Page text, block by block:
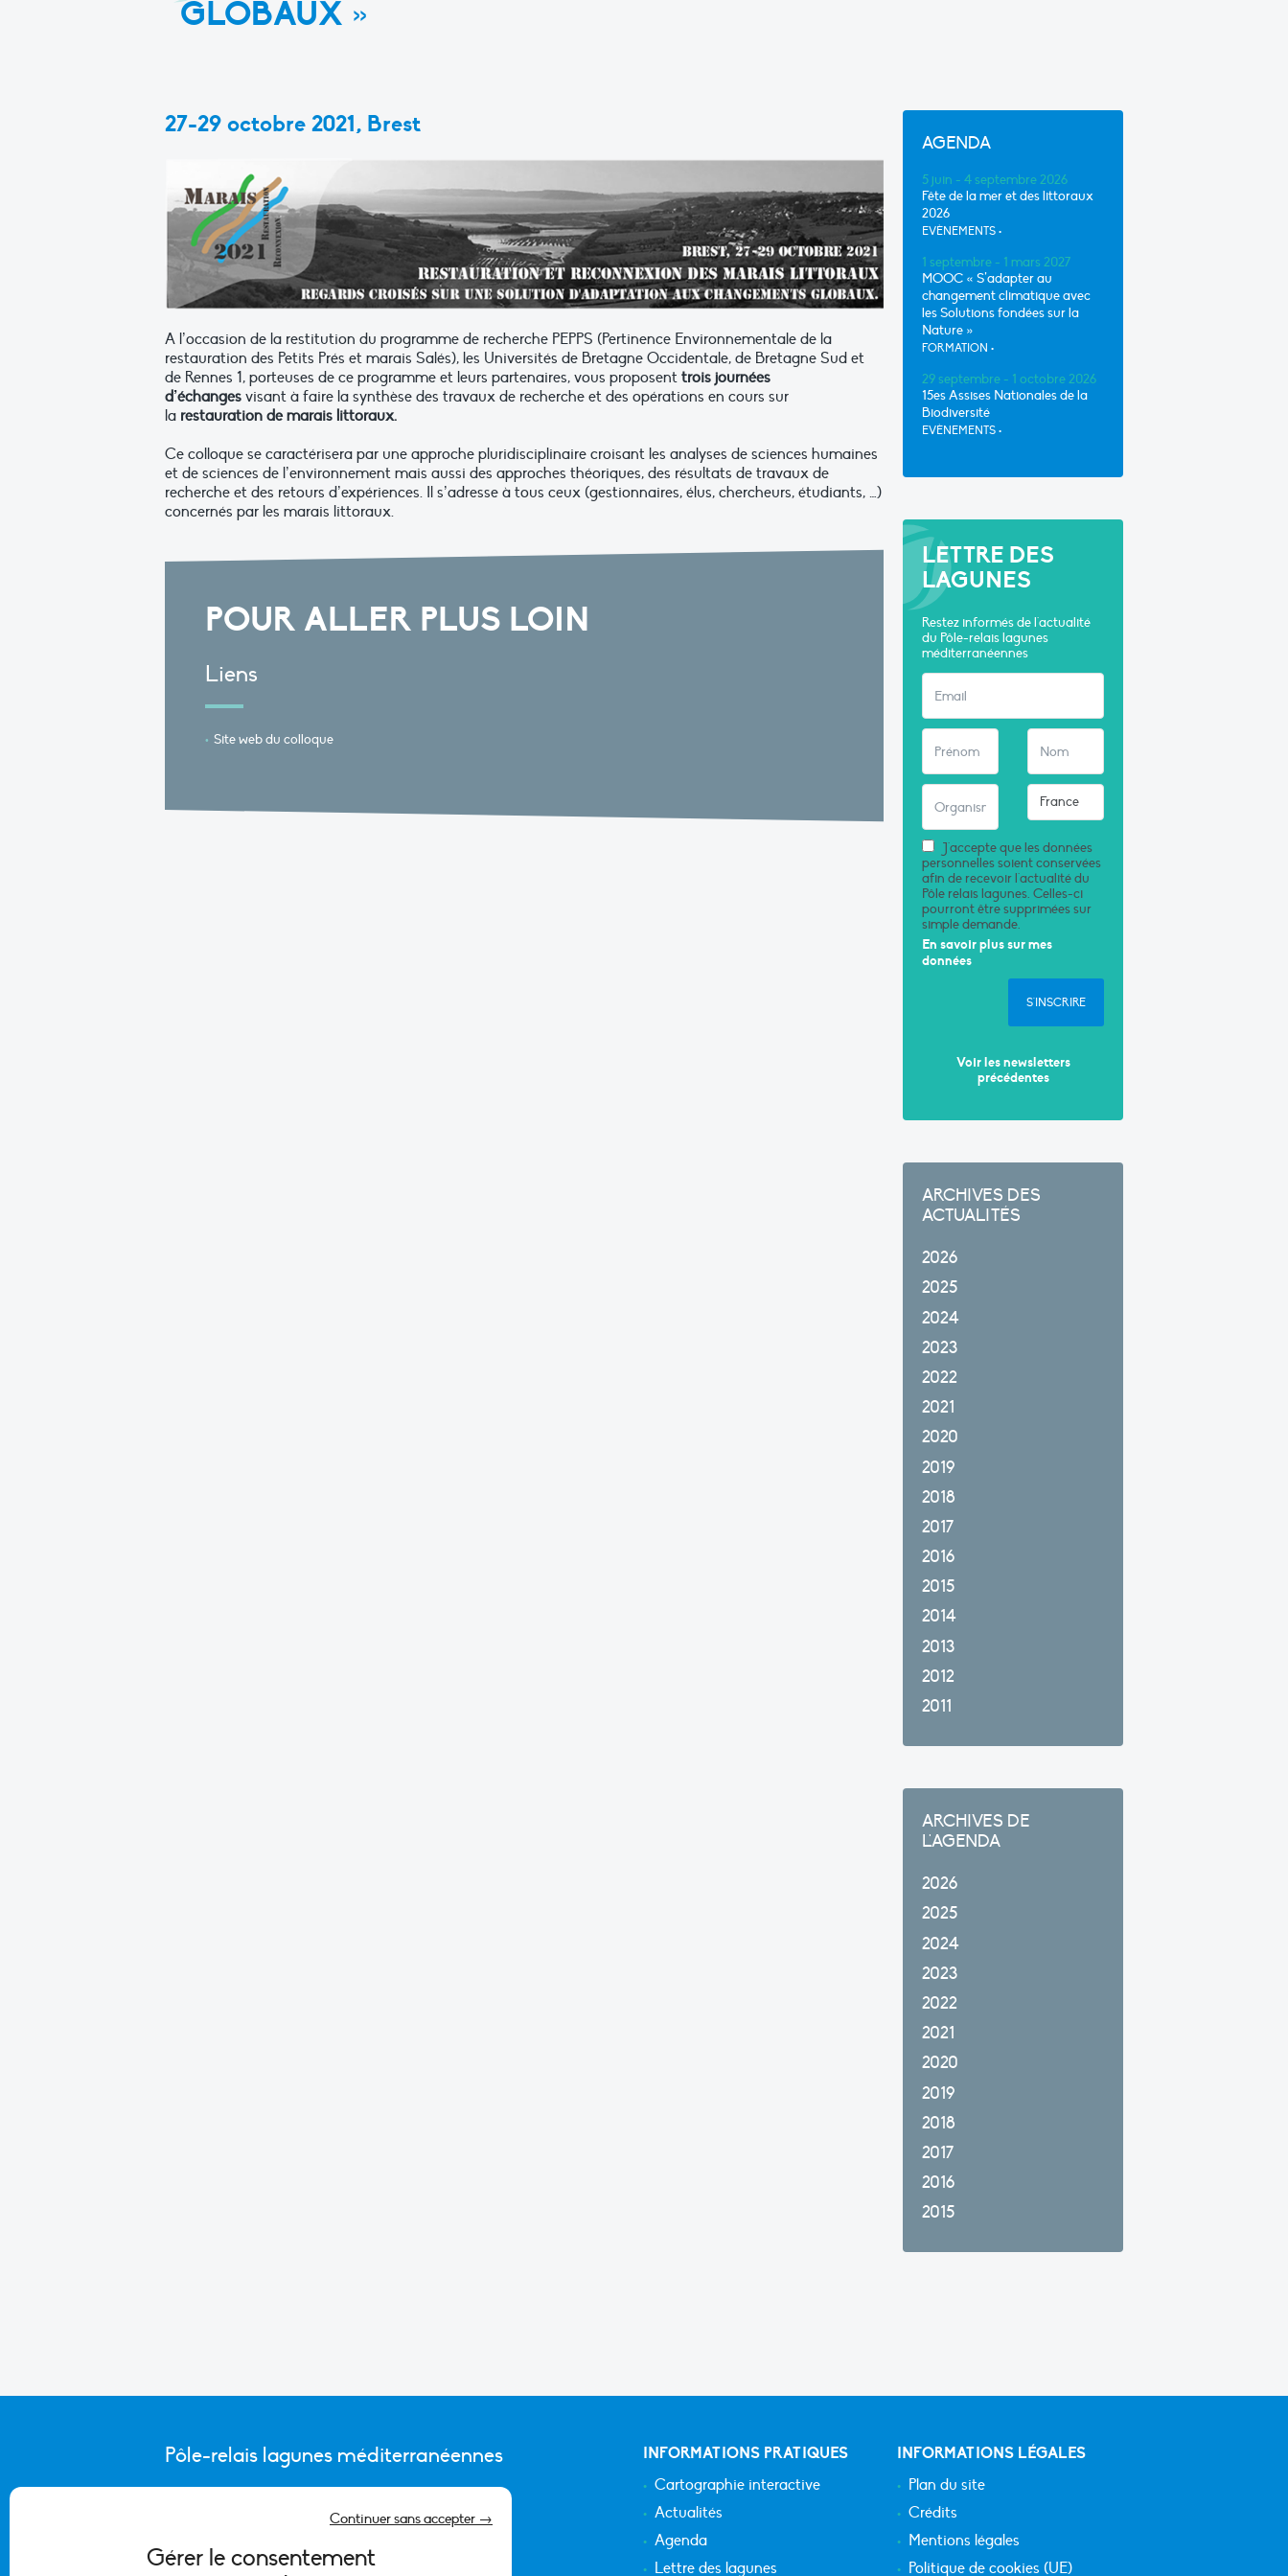
Gérer le consentement
Continuer sans accepter →
GLOBAUX »
27-29 octobre 2021, Brest
A l’occasion de la restitution du programme de recherche PEPPS (Pertinence Environnementale de la
restauration des Petits Prés et marais Salés), les Universités de Bretagne Occidentale, de Bretagne Sud et
de Rennes 1, porteuses de ce programme et leurs partenaires, vous proposent trois journées
d’échanges visant à faire la synthèse des travaux de recherche et des opérations en cours sur
la restauration de marais littoraux.
Ce colloque se caractérisera par une approche pluridisciplinaire croisant les analyses de sciences humaines
et de sciences de l’environnement mais aussi des approches théoriques, des résultats de travaux de
recherche et des retours d’expériences. Il s’adresse à tous ceux (gestionnaires, élus, chercheurs, étudiants, …)
concernés par les marais littoraux.
POUR ALLER PLUS LOIN
Liens
Site web du colloque
AGENDA
5 juin - 4 septembre 2026
Fête de la mer et des littoraux
2026
EVÈNEMENTS •
1 septembre - 1 mars 2027
MOOC « S’adapter au
changement climatique avec
les Solutions fondées sur la
Nature »
FORMATION •
29 septembre - 1 octobre 2026
15es Assises Nationales de la
Biodiversité
EVÈNEMENTS •
LETTRE DES
LAGUNES
Restez informés de l'actualité
du Pôle-relais lagunes
méditerranéennes
J'accepte que les données
personnelles soient conservées
afin de recevoir l'actualité du
Pôle relais lagunes. Celles-ci
pourront être supprimées sur
simple demande.
En savoir plus sur mes
données
S'INSCRIRE
Voir les newsletters
précédentes
ARCHIVES DES
ACTUALITÉS
2026
2025
2024
2023
2022
2021
2020
2019
2018
2017
2016
2015
2014
2013
2012
2011
ARCHIVES DE
L'AGENDA
2026
2025
2024
2023
2022
2021
2020
2019
2018
2017
2016
2015
Pôle-relais lagunes méditerranéennes
CONTACTER L’ÉQUIPE DU PÔLE
INFORMATIONS PRATIQUES
Cartographie interactive
Actualités
Agenda
Lettre des lagunes
INFORMATIONS LÉGALES
Plan du site
Crédits
Mentions légales
Politique de cookies (UE)